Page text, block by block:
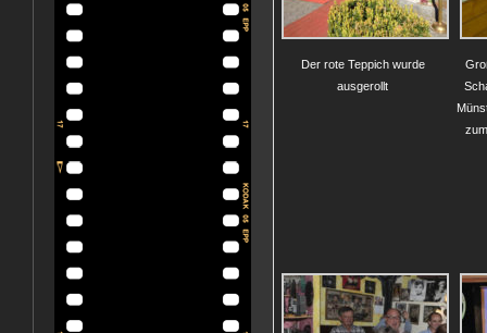
Der rote Teppich wurde
ausgerollt